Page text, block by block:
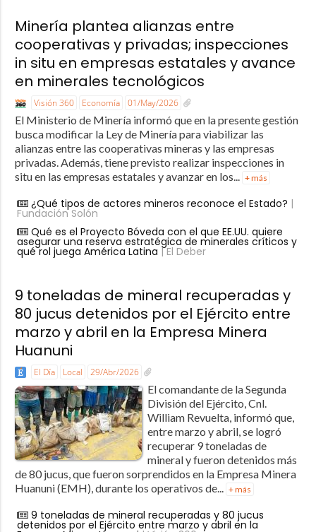
Minería plantea alianzas entre
cooperativas y privadas; inspecciones
in situ en empresas estatales y avance
en minerales tecnológicos
Visión 360 Economía 01/May/2026
El Ministerio de Minería informó que en la presente gestión
busca modificar la Ley de Minería para viabilizar las
alianzas entre las cooperativas mineras y las empresas
privadas. Además, tiene previsto realizar inspecciones in
situ en las empresas estatales y avanzar en los... + más
¿Qué tipos de actores mineros reconoce el Estado? |
Fundación Solón
Qué es el Proyecto Bóveda con el que EE.UU. quiere
asegurar una reserva estratégica de minerales críticos y
qué rol juega América Latina | El Deber
9 toneladas de mineral recuperadas y
80 jucus detenidos por el Ejército entre
marzo y abril en la Empresa Minera
Huanuni
El Día Local 29/Abr/2026
El comandante de la Segunda
División del Ejército, Cnl.
William Revuelta, informó que,
entre marzo y abril, se logró
recuperar 9 toneladas de
mineral y fueron detenidos más
de 80 jucus, que fueron sorprendidos en la Empresa Minera
Huanuni (EMH), durante los operativos de...
+ más
9 toneladas de mineral recuperadas y 80 jucus
detenidos por el Ejército entre marzo y abril en la